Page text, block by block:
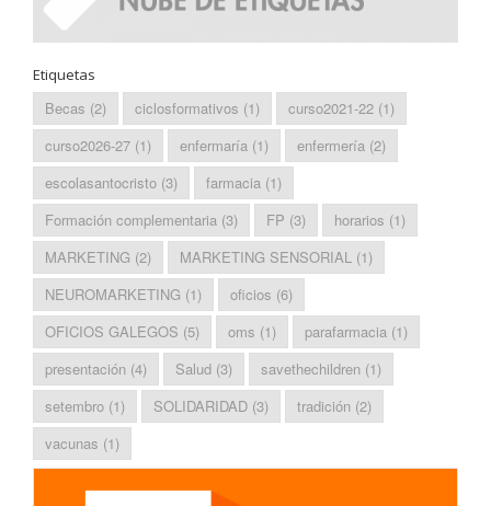
Etiquetas
Becas (2) ciclosformativos (1) curso2021-22 (1)
curso2026-27 (1) enfermaría (1) enfermería (2)
escolasantocristo (3) farmacia (1)
Formación complementaria (3) FP (3) horarios (1)
MARKETING (2) MARKETING SENSORIAL (1)
NEUROMARKETING (1) oficios (6)
OFICIOS GALEGOS (5) oms (1) parafarmacia (1)
presentación (4) Salud (3) savethechildren (1)
setembro (1) SOLIDARIDAD (3) tradición (2)
vacunas (1)